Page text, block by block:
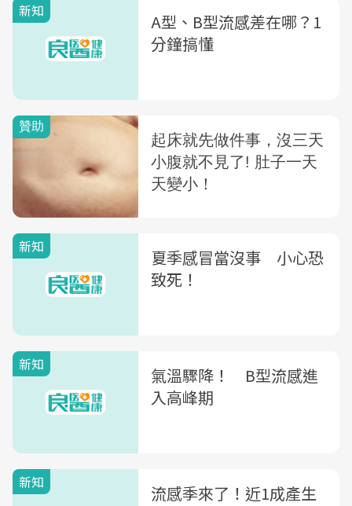
新知
A型、B型流感差在哪？1
分鐘搞懂
新知
夏季感冒當沒事 小心恐
致死！
新知
氣溫驟降！ B型流感進
入高峰期
新知
流感季來了！近1成產生